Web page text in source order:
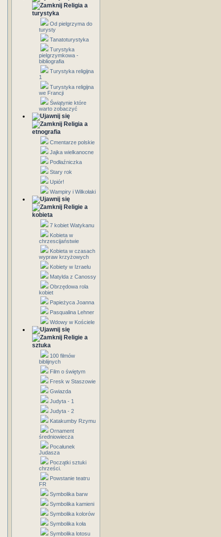
Religia a
turystyka
Od pielgrzyma do
turysty
Tanatoturystyka
Turystyka
pielgrzymkowa -
bibliografia
Turystyka religijna
1
Turystyka religijna
we Francji
Świątynie które
warto zobaczyć
Religia a
etnografia
Cmentarze polskie
Jajka wielkanocne
Podłaźniczka
Stary rok
Upiór!
Wampiry i Wilkołaki
Religie a
kobieta
7 kobiet Watykanu
Kobieta w
chrzescijaństwie
Kobieta w czasach
wypraw krzyżowych
Kobiety w Izraelu
Matylda z Canossy
Obrzędowa rola
kobiet
Papieżyca Joanna
Pasqualina Lehner
Wdowy w Kościele
Religie a
sztuka
100 filmów
biblijnych
Film o świętym
Fresk w Staszowie
Gwiazda
Judyta - 1
Judyta - 2
Katakumby Rzymu
Ornament
średniowiecza
Pocałunek
Judasza
Początki sztuki
chrześci.
Powstanie teatru
FR
Symbolika barw
Symbolika kamieni
Symbolika kolorów
Symbolika koła
Symbolika lotosu